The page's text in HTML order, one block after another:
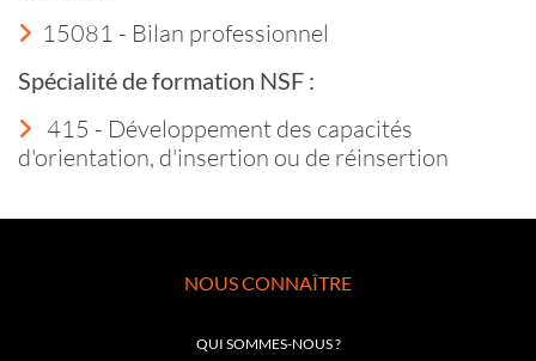
15081 - Bilan professionnel
Spécialité de formation NSF :
415 - Développement des capacités
d'orientation, d'insertion ou de réinsertion
NOUS CONNAÎTRE
QUI SOMMES-NOUS ?